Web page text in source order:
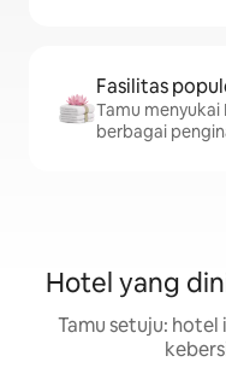
Fasilitas
Tamu menyukai
berbagai
Hotel yang
Tamu setuju: